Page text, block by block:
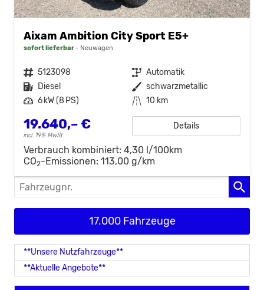
Aixam Ambition City Sport E5+
sofort lieferbar Neuwagen
Fahrzeugnr. 5123098 Getriebe Automatik
Kraftstoff Diesel Außenfarbe schwarzmetallic
Leistung 6 kW (8 PS) Kilometerstand 10 km
19.640,– €
incl. 19% MwSt.
Details
Verbrauch kombiniert: 4,30 l/100km
CO2-Emissionen: 113,00 g/km
Fahrzeugnr.
17.000 Fahrzeuge
**Unsere Nutzfahrzeuge**
**Aktuelle Angebote**